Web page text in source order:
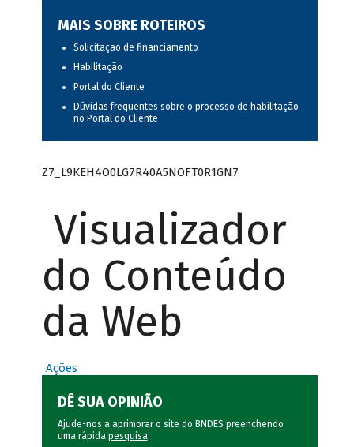
MAIS SOBRE ROTEIROS
Solicitação de financiamento
Habilitação
Portal do Cliente
Dúvidas frequentes sobre o processo de habilitação
no Portal do Cliente
Z7_L9KEH4O0LG7R40A5NOFT0R1GN7
Visualizador
do Conteúdo
da Web
Ações
DÊ SUA OPINIÃO
Ajude-nos a aprimorar o site do BNDES preenchendo
uma rápida pesquisa.